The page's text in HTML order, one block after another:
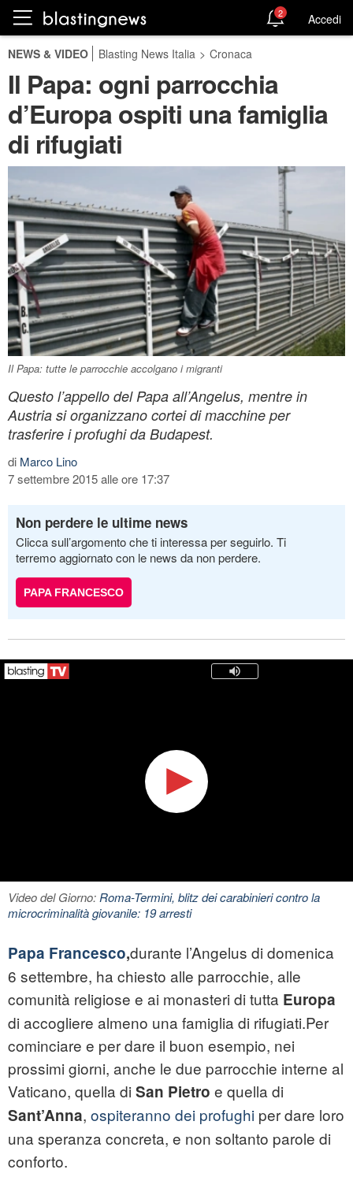
2 Accedi
NEWS & VIDEO Blasting News Italia > Cronaca
Il Papa: ogni parrocchia
d’Europa ospiti una famiglia
di rifugiati
Il Papa: tutte le parrocchie accolgano i migranti
Questo l’appello del Papa all’Angelus, mentre in
Austria si organizzano cortei di macchine per
trasferire i profughi da Budapest.
di Marco Lino
7 settembre 2015 alle ore 17:37
Non perdere le ultime news
Clicca sull’argomento che ti interessa per seguirlo. Ti
terremo aggiornato con le news da non perdere.
PAPA FRANCESCO
Video del Giorno:Roma-Termini, blitz dei carabinieri contro la
microcriminalità giovanile: 19 arresti
Papa Francesco,durante l’Angelus di domenica
6 settembre, ha chiesto alle parrocchie, alle
comunità religiose e ai monasteri di tutta Europa
di accogliere almeno una famiglia di rifugiati.Per
cominciare e per dare il buon esempio, nei
prossimi giorni, anche le due parrocchie interne al
Vaticano, quella di San Pietro e quella di
Sant’Anna, ospiteranno dei profughi per dare loro
una speranza concreta, e non soltanto parole di
conforto.